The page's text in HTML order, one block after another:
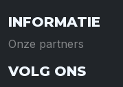
INFORMATIE
Onze partners
VOLG ONS